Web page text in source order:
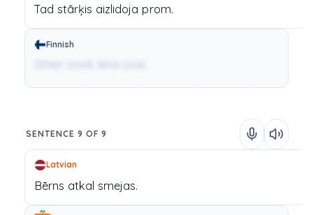
Tad stārķis aizlidoja prom.
Finnish
SENTENCE 9 OF 9
Latvian
Bērns atkal smejas.